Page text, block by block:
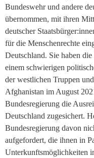
Bundeswehr und andere
übernommen, mit ihren
deutscher
für die Menschenrechte
Deutschland. Sie haben
einem schwierigen
der westlichen Truppen
Afghanistan im August
Bundesregierung die
Deutschland zugesichert.
Bundesregierung davon
aufgefordert, die ihnen in
Unterkunftsmöglichkeiten